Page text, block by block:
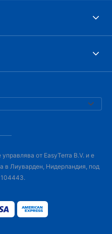
от EasyTerra B.V. и е
в Лиуварден, Нидерландия, под